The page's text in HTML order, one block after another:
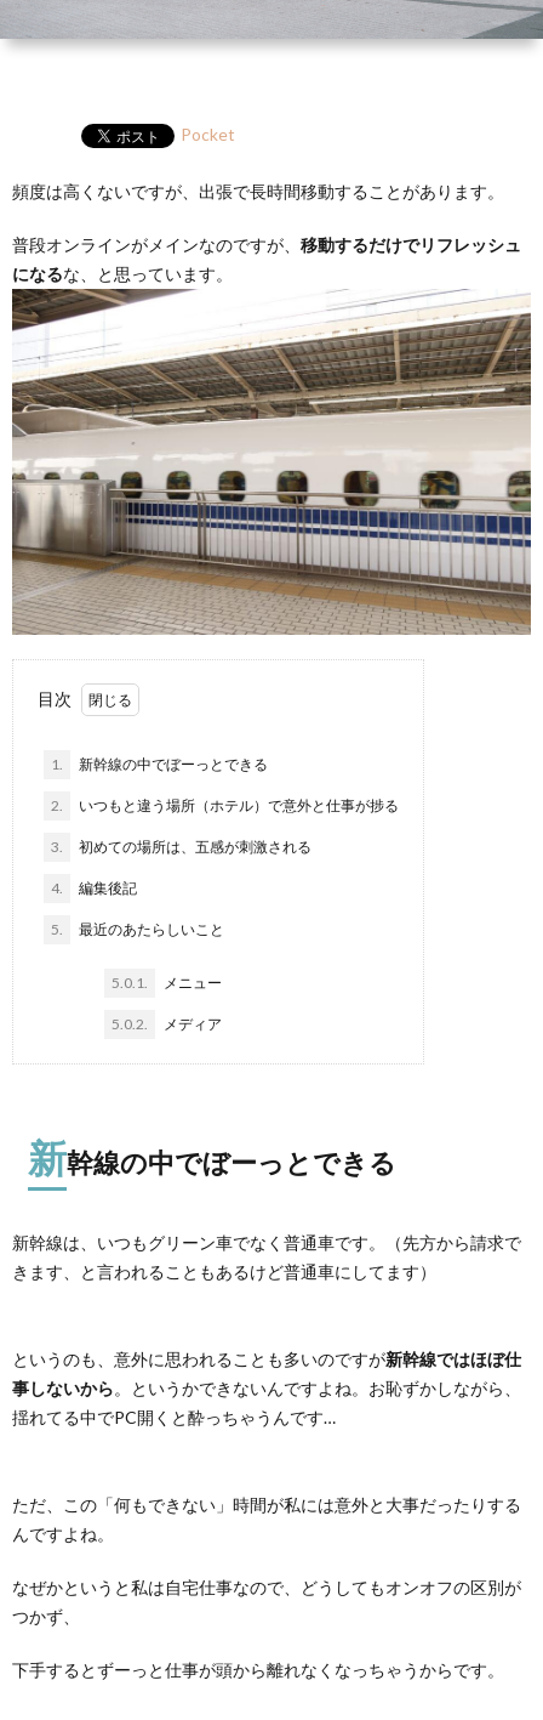
演
Pocket
頻度は高くないですが、出張で長時間移動することがあります。
普段オンラインがメインなのですが、 移動するだけでリフレッシュ
になるな、と思っています。
目次
1. 新幹線の中でぼーっとできる
2. いつもと違う場所（ホテル）で意外と仕事が捗る
3. 初めての場所は、五感が刺激される
4. 編集後記
5. 最近のあたらしいこと
5.0.1. メニュー
5.0.2. メディア
新幹線の中でぼーっとできる
新幹線は、いつもグリーン車でなく普通車です。（先方から請求で
きます、と言われることもあるけど普通車にしてます）
というのも、意外に思われることも多いのですが新幹線ではほぼ仕
事しないから。というかできないんですよね。お恥ずかしながら、
揺れてる中でPC開くと酔っちゃうんです…
ただ、この「何もできない」時間が私には意外と大事だったりする
んですよね。
なぜかというと私は自宅仕事なので、どうしてもオンオフの区別が
つかず、
下手するとずーっと仕事が頭から離れなくなっちゃうからです。